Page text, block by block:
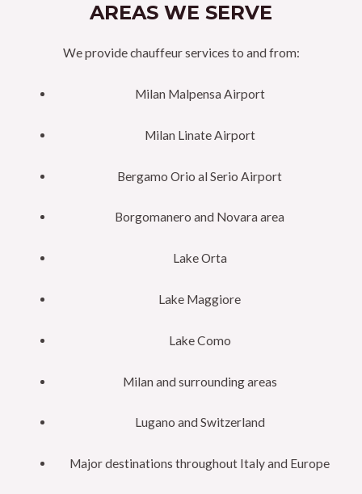
AREAS WE SERVE
We provide chauffeur services to and from:
Milan Malpensa Airport
Milan Linate Airport
Bergamo Orio al Serio Airport
Borgomanero and Novara area
Lake Orta
Lake Maggiore
Lake Como
Milan and surrounding areas
Lugano and Switzerland
Major destinations throughout Italy and Europe